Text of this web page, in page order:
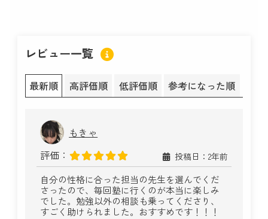
レビュー一覧
最新順 高評価順 低評価順 参考になった順
もきゃ
評価：
投稿日：2年前
自分の性格に合った担当の先生を選んでくだ
さったので、毎回塾に行くのが本当に楽しみ
でした。勉強以外の相談も乗ってくださり、
すごく助けられました。おすすめです！！！